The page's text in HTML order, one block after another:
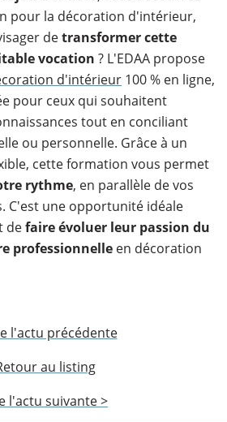
pour la décoration d'intérieur,
detransformer cette
vocation ? L'EDAA propose
d'intérieur 100 % en ligne,
pour ceux qui souhaitent
tout en conciliant
ou personnelle. Grâce à un
cette formation vous permet
rythme, en parallèle de vos
C'est une opportunité idéale
defaire évoluer leur passion du
professionnelle en décoration
l'actu précédente
au listing
l'actu suivante >